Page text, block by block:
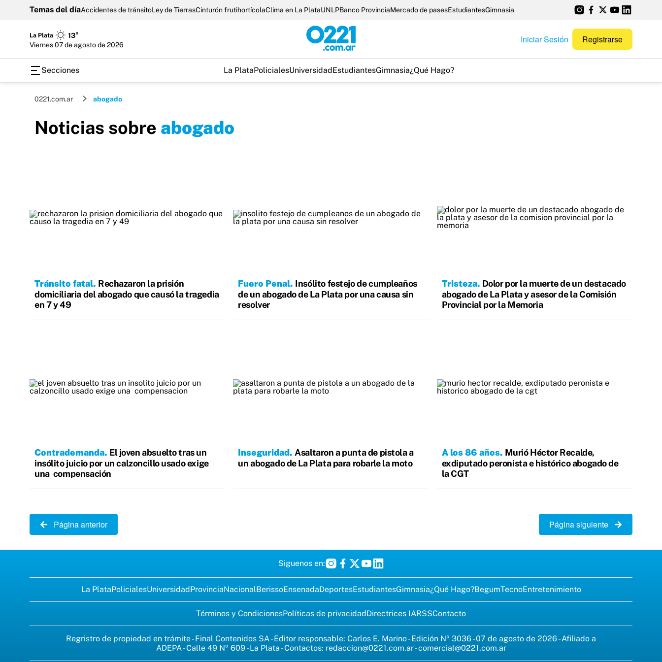
Temas del díaAccidentes de tránsitoLey de TierrasCinturón frutihortícolaClima en La PlataUNLPBanco ProvinciaMercado de pasesEstudiantesGimnasia
La Plata
13°
viernes 07 de agosto de 2026
Iniciar Sesión Registrarse
Secciones La PlataPolicialesUniversidadEstudiantesGimnasia¿Qué Hago?
0221.com.ar abogado
Noticias sobre abogado
Tránsito fatal Rechazaron la prisión
domiciliaria del abogado que causó la tragedia
en 7 y 49
Fuero Penal Insólito festejo de cumpleaños
de un abogado de La Plata por una causa sin
resolver
Tristeza Dolor por la muerte de un destacado
abogado de La Plata y asesor de la Comisión
Provincial por la Memoria
Contrademanda El joven absuelto tras un
insólito juicio por un calzoncillo usado exige
una compensación
Inseguridad Asaltaron a punta de pistola a
un abogado de La Plata para robarle la moto
A los 86 años Murió Héctor Recalde,
exdiputado peronista e histórico abogado de
la CGT
Página anterior Página siguiente
Siguenos en:
La PlataPolicialesUniversidadProvinciaNacionalBerissoEnsenadaDeportesEstudiantesGimnasia¿Qué Hago?BegumTecnoEntretenimiento
Términos y CondicionesPolíticas de privacidadDirectrices IARSSContacto
Regristro de propiedad en trámite - Final Contenidos SA - Editor responsable: Carlos E. Marino - Edición Nº 3036 - 07 de agosto de 2026 - Afiliado a
ADEPA - Calle 49 Nº 609 - La Plata - Contactos: redaccion@0221.com.ar-comercial@0221.com.ar